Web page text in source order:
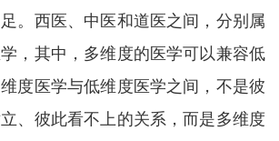
。西医、中医和道医之间，分别属
，其中，多维度的医学可以兼容低
度医学与低维度医学之间，不是彼
、彼此看不上的关系，而是多维度